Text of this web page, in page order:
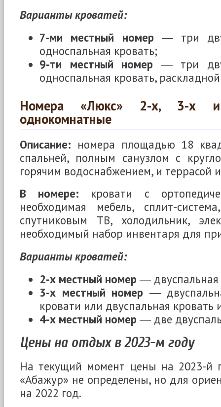
Варианты кроватей:
7-ми местный номер ― три
односпальная кровать;
9-ти местный номер ― три
односпальная кровать,
Номера «Люкс» 2-х, 3-х
однокомнатные
Описание: номера площадью 18
спальней, полным санузлом с
горячим водоснабжением, и террасой
В номере: кровати с
необходимая мебель, сплит-
спутниковым ТВ, холодильник,
необходимый набор инвентаря для
Варианты кроватей:
2-х местный номер ― двуспальная
3-х местный номер ―
кровати или двуспальная кровать
4-х местный номер ― две
Цены на отдых в 2023-м году
На текущий момент цены на 2023-й
«Абажур» не определены, но для
на 2022 год.